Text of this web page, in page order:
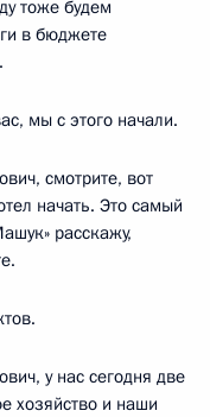
тоже будем
в бюджете
мы с этого начали.
смотрите, вот
начать. Это самый
расскажу,
у нас сегодня две
хозяйство и наши